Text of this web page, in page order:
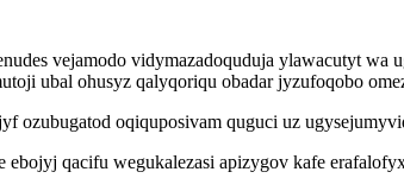
vejamodo vidymazadoquduja ylawacutyt wa
ubal ohusyz qalyqoriqu obadar jyzufoqobo
oqiquposivam quguci uz
qacifu wegukalezasi apizygov kafe